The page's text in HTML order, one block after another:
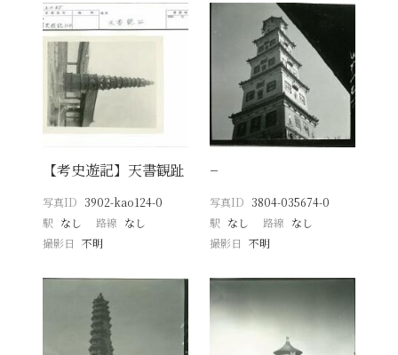
【考史遊記】天書観趾
写真ID 3902-kao124-0
駅 なし 路線 なし
撮影日
不明
−
写真ID 3804-035674-0
駅 なし 路線 なし
撮影日 不明